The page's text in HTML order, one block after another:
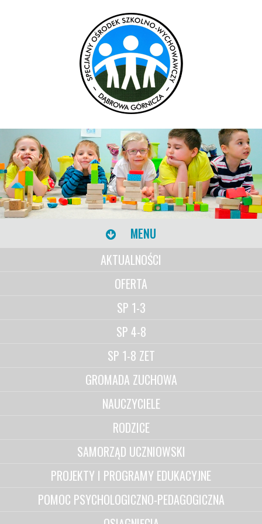
MENU
AKTUALNOŚCI
OFERTA
SP 1-3
SP 4-8
SP 1-8 ZET
GROMADA ZUCHOWA
NAUCZYCIELE
RODZICE
SAMORZĄD UCZNIOWSKI
PROJEKTY I PROGRAMY EDUKACYJNE
POMOC PSYCHOLOGICZNO-PEDAGOGICZNA